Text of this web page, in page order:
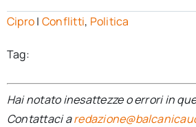
Cipro| Conflitti, Politica
Tag:
Hai notato inesattezze o errori in
Contattaci a